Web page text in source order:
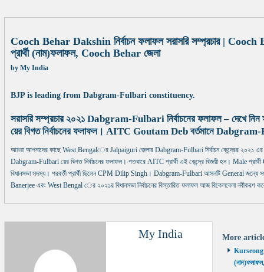
Cooch Behar Dakshin নির্বাচন ফলাফল সরাসরি সম্প্রচার |
প্রার্থী (নাম)ফলাফল, Cooch Behar জেলা
by My India
BJP is leading from Dabgram-Fulbari constituency.
সরাসরি সম্প্রচার ২০২১ Dabgram-Fulbari নির্বাচনের ফলাফল – দেখে
য়ের বিগত নির্বাচনের ফলাফল। AITC Goutam Deb বর্তমানে Dabgram-
আমরা আপনাদের কাছে West Bengalের Jalpaiguri জেলার Dabgram-Fulbari নির্বাচন কেন্দ্রের ২০২১ এর
Dabgram-Fulbari য়ের বিগত নির্বাচনের ফলাফল। গতবারে AITC প্রার্থী এই কেন্দ্রে বিজয়ী হন। Male
বিধানসভা সদস্য। পরবর্তী প্রার্থী ছিলেন CPM Dilip Singh। Dabgram-Fulbari আসনটি General জন্যে
Banerjee এবং West Bengal ের ২০২১র বিধানসভা নির্বাচনের বিস্তারিত ফলাফল আজ বিকেলবেলা নবীকরণ
My India More
Kurseong